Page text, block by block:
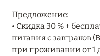
Подробнее
13 февраля 2025
Предложение:
• Скидка 30 % +
питания с завтраков
при проживании от 1